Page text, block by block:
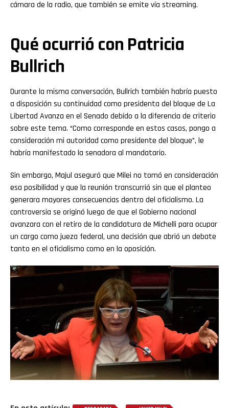
cámara de la radio, que también se emite vía streaming.
Qué ocurrió con Patricia
Bullrich
Durante la misma conversación, Bullrich también habría puesto
a disposición su continuidad como presidenta del bloque de La
Libertad Avanza en el Senado debido a la diferencia de criterio
sobre este tema. “Como corresponde en estos casos, pongo a
consideración mi autoridad como presidente del bloque”, le
habría manifestado la senadora al mandatario.
Sin embargo, Majul aseguró que Milei no tomó en consideración
esa posibilidad y que la reunión transcurrió sin que el planteo
generara mayores consecuencias dentro del oficialismo. La
controversia se originó luego de que el Gobierno nacional
avanzara con el retiro de la candidatura de Michelli para ocupar
un cargo como jueza federal, una decisión que abrió un debate
tanto en el oficialismo como en la oposición.